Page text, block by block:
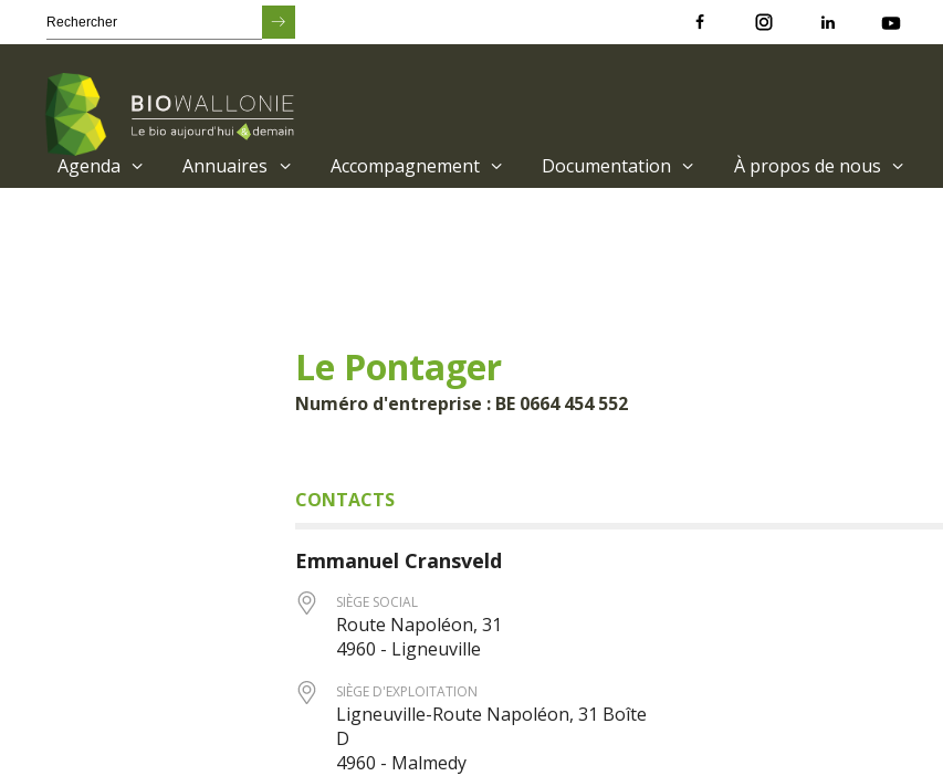
Agenda Annuaires Accompagnement Documentation À propos de nous
Le Pontager
Numéro d'entreprise : BE 0664 454 552
CONTACTS
Emmanuel Cransveld
SIÈGE SOCIAL
Route Napoléon, 31
4960 - Ligneuville
SIÈGE D'EXPLOITATION
Ligneuville-Route Napoléon, 31 Boîte
D
4960 - Malmedy